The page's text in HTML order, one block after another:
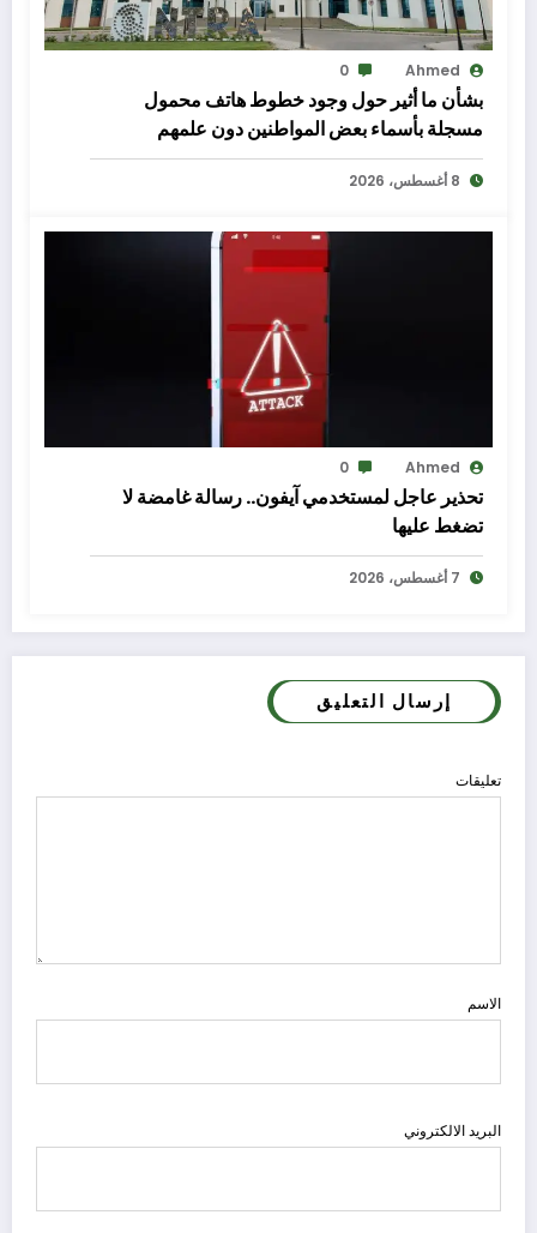
Ahmed
0
بشأن ما أثير حول وجود خطوط هاتف محمول
مسجلة بأسماء بعض المواطنين دون علمهم
8 أغسطس، 2026
Ahmed
0
تحذير عاجل لمستخدمي آيفون.. رسالة غامضة لا
تضغط عليها
7 أغسطس، 2026
إرسال التعليق
تعليقات
الاسم
البريد الالكتروني